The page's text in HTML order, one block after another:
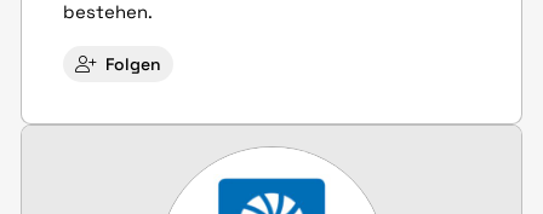
bestehen.
Folgen